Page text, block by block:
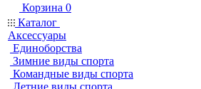
Корзина 0
Каталог
Аксессуары
Единоборства
Зимние виды спорта
Командные виды спорта
Летние виды спорта